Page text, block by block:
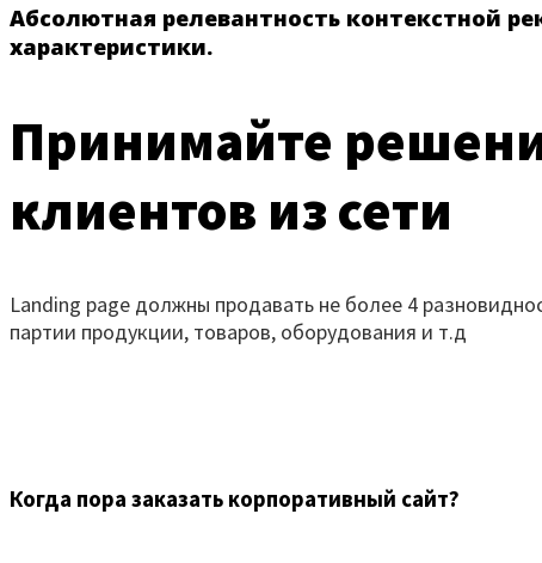
Абсолютная релевантность контекстной
характеристики.
Принимайте
клиентов из сети
Landing page должны продавать не более 4
партии продукции, товаров, оборудования и т.д
Когда пора заказать корпоративный сайт?